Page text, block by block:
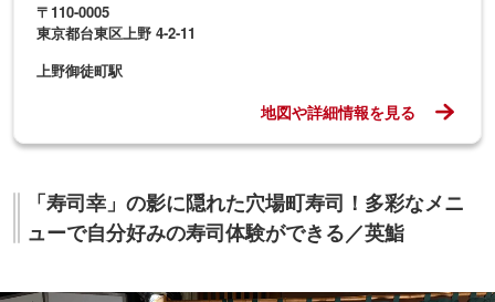
〒110-0005
東京都台東区上野 4-2-11
上野御徒町駅
地図や詳細情報を見る
「寿司幸」の影に隠れた穴場町寿司！多彩なメニ
ューで自分好みの寿司体験ができる／英鮨